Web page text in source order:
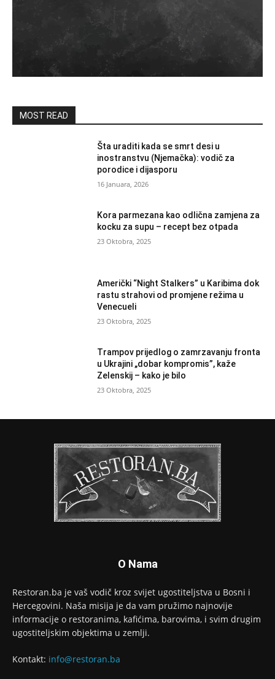
MOST READ
Šta uraditi kada se smrt desi u
inostranstvu (Njemačka): vodič za
porodice i dijasporu
16 Januara, 2026
Kora parmezana kao odlična zamjena za
kocku za supu – recept bez otpada
23 Oktobra, 2025
Američki “Night Stalkers” u Karibima dok
rastu strahovi od promjene režima u
Venecueli
23 Oktobra, 2025
Trampov prijedlog o zamrzavanju fronta
u Ukrajini „dobar kompromis”, kaže
Zelenskij – kako je bilo
23 Oktobra, 2025
O Nama
Restoran.ba je vaš vodič kroz svijet ugostiteljstva u Bosni i
Hercegovini. Naša misija je da vam pružimo najnovije
informacije o restoranima, kafićima, barovima, i svim drugim
ugostiteljskim objektima u zemlji.
Kontakt: info@restoran.ba